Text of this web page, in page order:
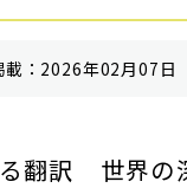
：2026年02月07日
翻訳 ――世界